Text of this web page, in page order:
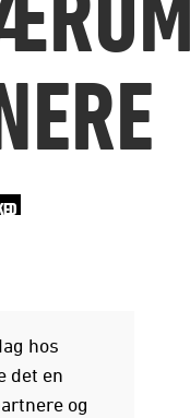
hos
det en
og